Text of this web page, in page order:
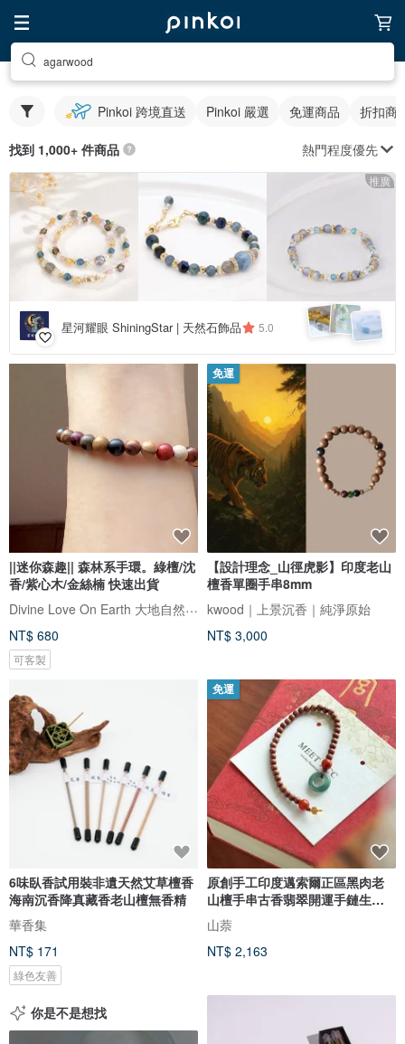
agarwood
Pinkoi 跨境直送 Pinkoi 嚴選 免運商品 折扣商
找到 1,000+ 件商品 熱門程度優先
推廣
星河耀眼 ShiningStar | 天然石飾品 5.0
||迷你森趣|| 森林系手環。綠檀/沈
香/紫心木/金絲楠 快速出貨
Divine Love On Earth 大地自然手作飾品
NT$ 680
可客製
免運
【設計理念_山徑虎影】印度老山
檀香單圈手串8mm
kwood｜上景沉香｜純淨原始
NT$ 3,000
6味臥香試用裝非遺天然艾草檀香
海南沉香降真藏香老山檀無香精
華香集
NT$ 171
綠色友善
免運
原創手工印度邁索爾正區黑肉老
山檀手串古香翡翠開運手鏈生日
祝福
山萘
NT$ 2,163
你是不是想找